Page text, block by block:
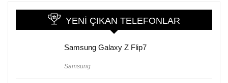
YENI ÇIKAN TELEFONLAR
Samsung Galaxy Z Flip7
Samsung